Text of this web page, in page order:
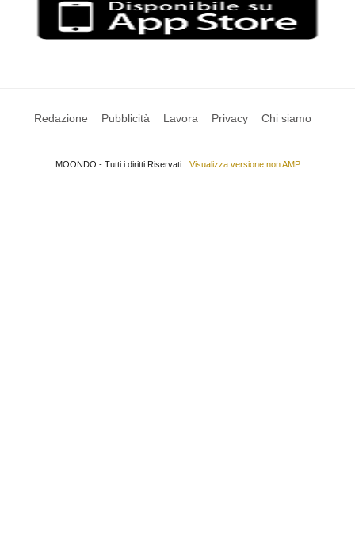
Redazione Pubblicità Lavora Privacy Chi siamo
MOONDO - Tutti i diritti Riservati Visualizza versione non AMP